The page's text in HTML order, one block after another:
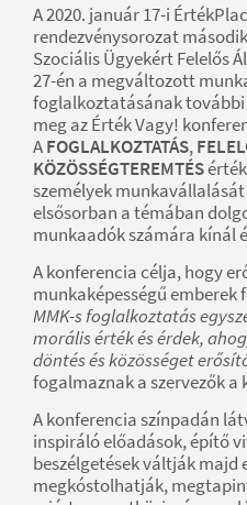
A 2020. január 17-i
rendezvénysorozat
Szociális Ügyekért Felelős
27-én a megváltozott
foglalkoztatásának további
meg az Érték Vagy!
AFOGLALKOZTATÁS,
KÖZÖSSÉGTEREMTÉS
személyek
elsősorban a témában
munkaadók számára kínál
A konferencia célja, hogy
munkaképességű
MMK-s foglalkoztatás
morális érték és érdek,
döntés és közösséget
fogalmaznak a szervezők
A konferencia színpadán
inspiráló előadások, építő
beszélgetések váltják majd
megkóstolhatják,